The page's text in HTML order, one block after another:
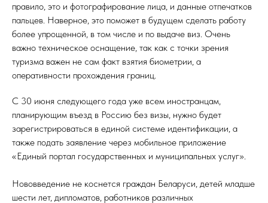
правило, это и фотографирование лица, и данные отпечатков
пальцев. Наверное, это поможет в будущем сделать работу
более упрощенной, в том числе и по выдаче виз. Очень
важно техническое оснащение, так как с точки зрения
туризма важен не сам факт взятия биометрии, а
оперативности прохождения границ.
С 30 июня следующего года уже всем иностранцам,
планирующим въезд в Россию без визы, нужно будет
зарегистрироваться в единой системе идентификации, а
также подать заявление через мобильное приложение
«Единый портал государственных и муниципальных услуг».
Нововведение не коснется граждан Беларуси, детей младше
шести лет, дипломатов, работников различных